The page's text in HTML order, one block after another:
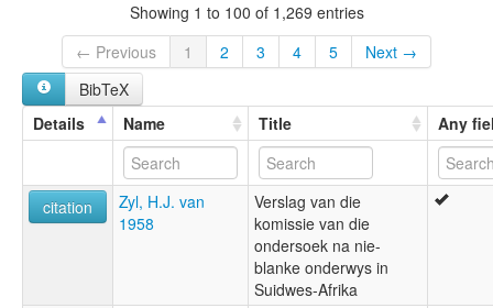
Showing 1 to 100 of 1,269 entries
← Previous
1 2 3 4 5
Next →
BibTeX
Details
Name Title Any
citation
Zyl, H.J. van
1958
Verslag van die
komissie van die
ondersoek na nie-
blanke onderwys in
Suidwes-Afrika